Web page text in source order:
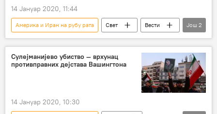
14 Јануар 2020, 11:44
Америка и Иран на рубу рата Свет
Вести
Иран
Касем Сулејмани
Још 2
Сулејманијево убиство — врхунац
противправних дејстава Вашингтона
14 Јануар 2020, 10:30